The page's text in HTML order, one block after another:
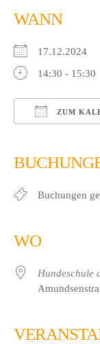
WANN
17.12.2024
14:30 - 15:30
ZUM
Buchungen
WO
Hundeschule